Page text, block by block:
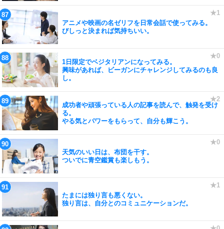
アニメや映画の名ゼリフを日常会話で使ってみる。
びしっと決まれば気持ちいい。
1日限定でベジタリアンになってみる。
興味があれば、ビーガンにチャレンジしてみるのも良
し。
成功者や頑張っている人の記事を読んで、触発を受け
る。
やる気とパワーをもらって、自分も輝こう。
天気のいい日は、布団を干す。
ついでに青空鑑賞も楽しもう。
たまには独り言も悪くない。
独り言は、自分とのコミュニケーションだ。